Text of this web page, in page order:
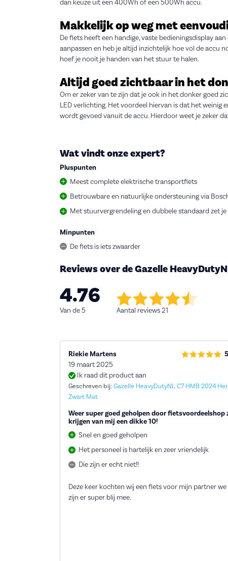
dan keuze uit een 400Wh of een 500Wh accu.
Makkelijk op weg met
De fiets heeft een handige, vaste bedieningsdisplay
aanpassen en heb je altijd inzichtelijk hoe vol de accu
hoef je nooit je handen van het stuur te halen.
Altijd goed zichtbaar in het
Om er zeker van te zijn dat je ook in het donker goed
LED verlichting. Het voordeel hiervan is dat het weinig
wordt gevoed vanuit de accu. Hierdoor weet je zeker
Wat vindt onze expert?
Pluspunten
Meest complete elektrische transportfiets
Betrouwbare en natuurlijke ondersteuning via
Met stuurvergrendeling en dubbele standaard zet
Minpunten
De fiets is iets zwaarder
Reviews over de Gazelle
4.76
Van de 5 Aantal reviews 21
Riekie Martens
19 maart 2025
Ik raad dit product aan
Geschreven bij: Gazelle HeavyDutyNL C7 HMB 2024
Zwart Mat
Weer super goed geholpen door fietsvoordeelshop
krijgen van mij een dikke 10!
Snel en goed geholpen
Het personeel is hartelijk en zeer vriendelijk
Die zijn er echt niet!!
Deze keer kochten wij een fiets voor mijn partner we
zijn er super blij mee.